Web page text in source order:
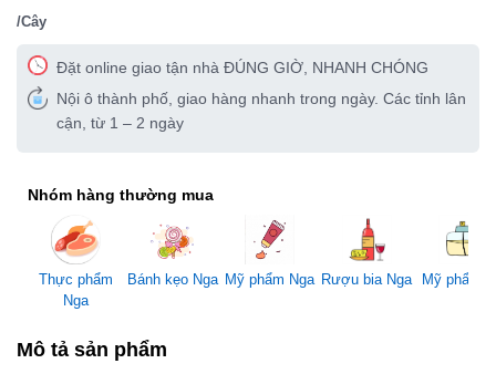
/Cây
Đặt online giao tận nhà ĐÚNG GIỜ, NHANH CHÓNG
Nội ô thành phố, giao hàng nhanh trong ngày. Các tỉnh lân
cận, từ 1 – 2 ngày
Nhóm hàng thường mua
Thực phẩm
Nga
Bánh kẹo Nga Mỹ phẩm Nga Rượu bia Nga Mỹ phẩm
Mô tả sản phẩm